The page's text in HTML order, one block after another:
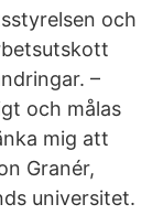
och
–
och målas
mig att
Granér,
universitet.